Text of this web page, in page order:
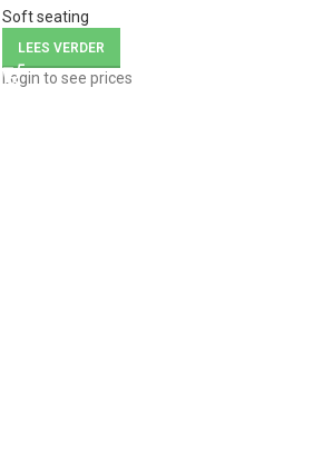
Soft seating
LEES VERDER
Login to see prices